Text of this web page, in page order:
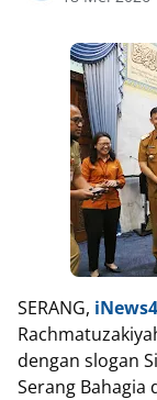
SERANG,
dengan slogan
Serang Bahagia